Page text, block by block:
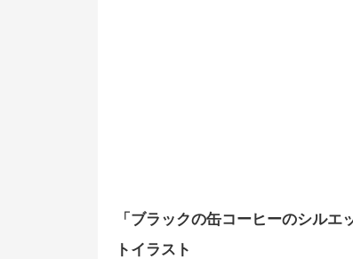
「ブラックの缶コーヒーのシルエ
トイラスト